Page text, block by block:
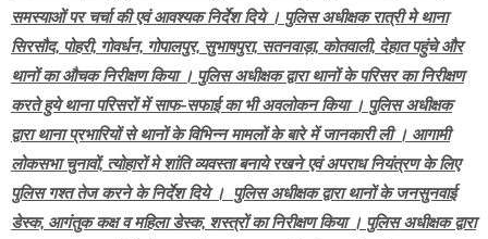
समस्याओं पर चर्चा की एवं आवश्यक निर्देश दिये । पुलिस अधीक्षक रात्री मे थाना
सिरसौद, पोहरी, गोवर्धन, गोपालपुर, सुभाषपुरा, सतनवाड़ा, कोतवाली, देहात पहुंचे और
थानों का औचक निरीक्षण किया । पुलिस अधीक्षक द्वारा थानों के परिसर का निरीक्षण
करते हुये थाना परिसरों में साफ-सफाई का भी अवलोकन किया । पुलिस अधीक्षक
द्वारा थाना प्रभारियों से थानों के विभिन्न मामलों के बारे में जानकारी ली । आगामी
लोकसभा चुनावों, त्योहारों मे शांति व्यवस्ता बनाये रखने एवं अपराध नियंत्रण के लिए
पुलिस गश्त तेज करने के निर्देश दिये । पुलिस अधीक्षक द्वारा थानों के जनसुनवाई
डेस्क, आगंतुक कक्ष व महिला डेस्क, शस्त्रों का निरीक्षण किया । पुलिस अधीक्षक द्वारा